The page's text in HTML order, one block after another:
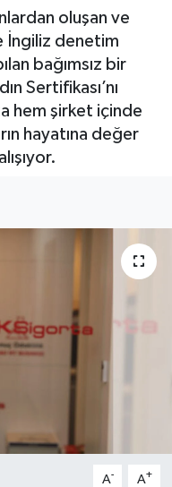
oluşan ve
İngiliz denetim
bağımsız bir
Sertifikası’nı
hem şirket içinde
hayatına değer
A- A+